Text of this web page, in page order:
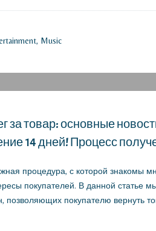
Music
за товар: основные
14 дней! Процесс
процедура, с которой знакомы
покупателей. В данной статье
позволяющих покупателю вернуть